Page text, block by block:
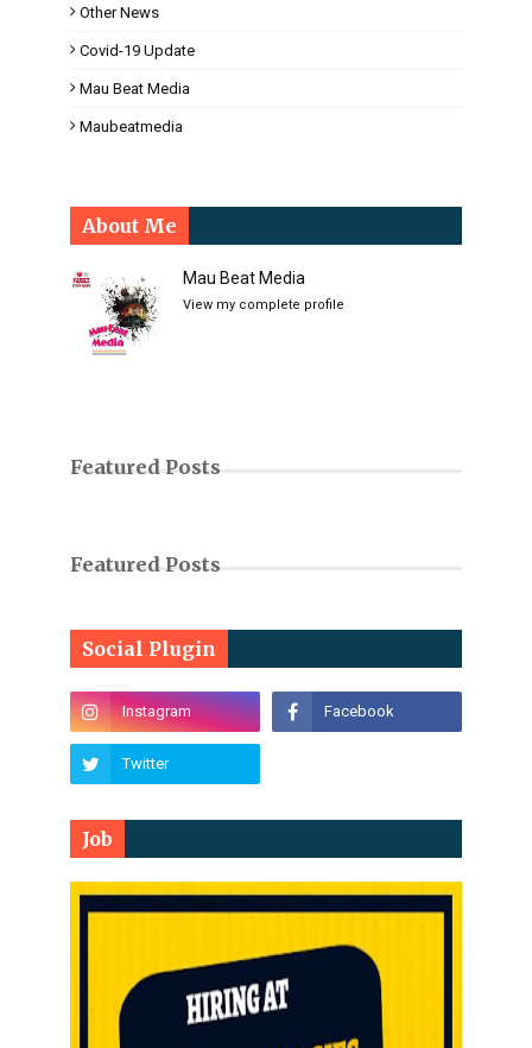
Other News
Covid-19 Update
Mau Beat Media
Maubeatmedia
About Me
Mau Beat Media
View my complete profile
Featured Posts
Featured Posts
Social Plugin
Job